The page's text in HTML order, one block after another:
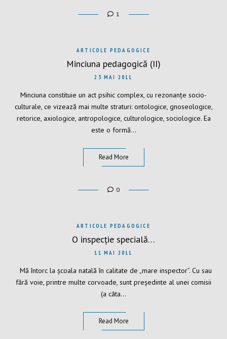
1
ARTICOLE PEDAGOGICE
Minciuna pedagogică (II)
23 MAI 2011
Minciuna constituie un act psihic complex, cu rezonanțe socio-
culturale, ce vizează mai multe straturi: ontologice, gnoseologice,
retorice, axiologice, antropologice, culturologice, sociologice. Ea
este o formă…
Read More
0
ARTICOLE PEDAGOGICE
O inspecție specială…
11 MAI 2011
Mă întorc la școala natală în calitate de „mare inspector”. Cu sau
fără voie, printre multe corvoade, sunt președinte al unei comisii
(a câta…
Read More